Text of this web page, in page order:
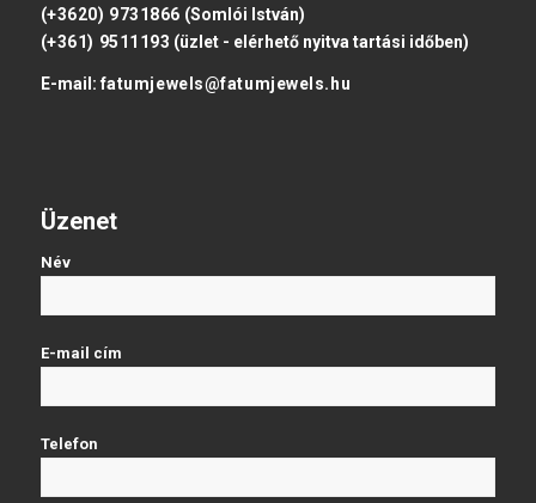
(+3620) 9731866 (Somlói István)
(+361) 9511193 (üzlet - elérhető nyitva tartási időben)
E-mail: fatumjewels@fatumjewels.hu
Üzenet
Név
E-mail cím
Telefon